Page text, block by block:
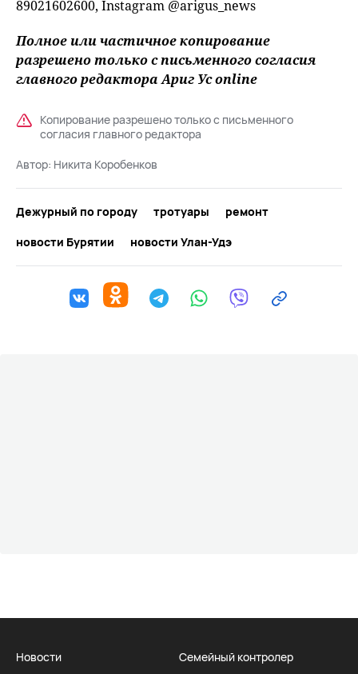
89021602600, Instagram @arigus_news
Полное или частичное копирование
разрешено только с письменного согласия
главного редактора Ариг Ус online
Копирование разрешено только с письменного
согласия главного редактора
Автор: Никита Коробенков
Дежурный по городу тротуары
ремонт
новости Бурятии
новости Улан-Удэ
Новости
Семейный контролер